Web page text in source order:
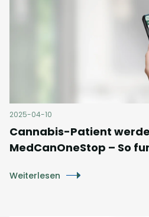
2025-04-10
Cannabis-Patient
MedCanOneStop – So
Weiterlesen